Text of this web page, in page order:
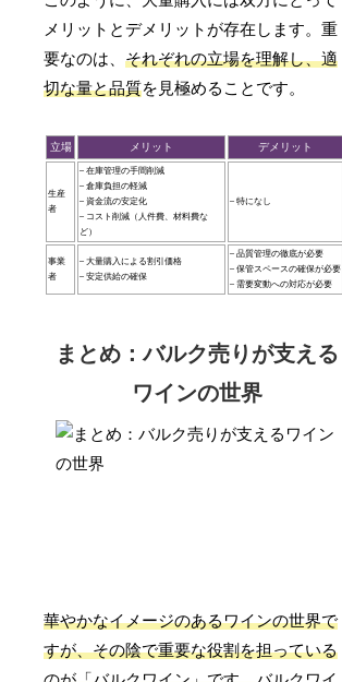
メリットとデメリットが存在します。重
要なのは、それぞれの立場を理解し、適
切な量と品質を見極めることです。
立場 メリット デメリット
生産
者
– 在庫管理の手間削減
– 倉庫負担の軽減
– 資金流の安定化
– コスト削減（人件費、材料費な
ど）
– 特になし
事業
者
– 大量購入による割引価格
– 安定供給の確保
– 品質管理の徹底が必要
– 保管スペースの確保が必要
– 需要変動への対応が必要
まとめ：バルク売りが支える
ワインの世界
華やかなイメージのあるワインの世界で
すが、その陰で重要な役割を担っている